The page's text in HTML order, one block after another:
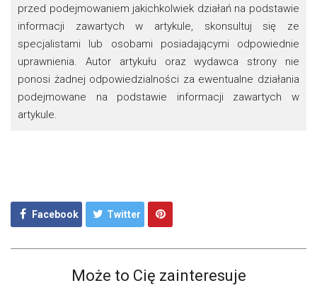
przed podejmowaniem jakichkolwiek działań na podstawie
informacji zawartych w artykule, skonsultuj się ze
specjalistami lub osobami posiadającymi odpowiednie
uprawnienia. Autor artykułu oraz wydawca strony nie
ponosi żadnej odpowiedzialności za ewentualne działania
podejmowane na podstawie informacji zawartych w
artykule.
Facebook Twitter
Może to Cię zainteresuje